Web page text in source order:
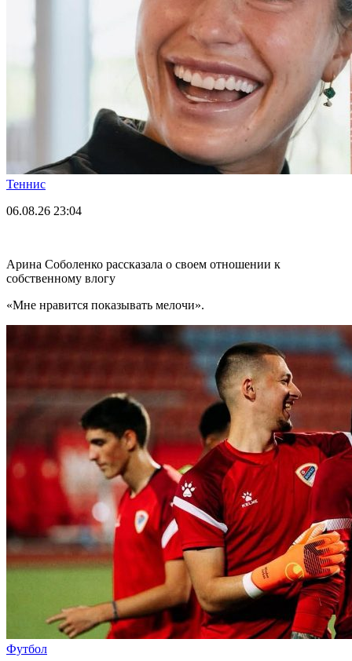
Теннис
06.08.26 23:04
Арина Соболенко рассказала о своем отношении к
собственному влогу
«Мне нравится показывать мелочи».
Футбол